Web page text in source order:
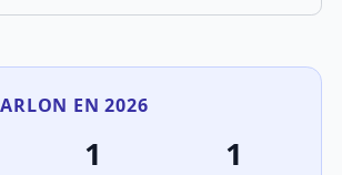
EN 2026
1 1